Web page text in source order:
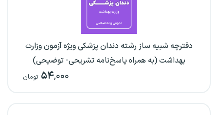
دفترچه شبیه ساز رشته دندان پزشکی ویژه آزمون وزارت
بهداشت (به همراه پاسخ‌نامه تشریحی- توضیحی)
۵۴,۰۰۰ تومان